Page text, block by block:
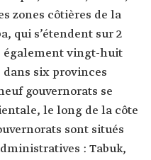
zones côtières de la
qui s’étendent sur 2
également vingt-huit
six provinces
gouvernorats se
le long de la côte
sont situés
: Tabuk,